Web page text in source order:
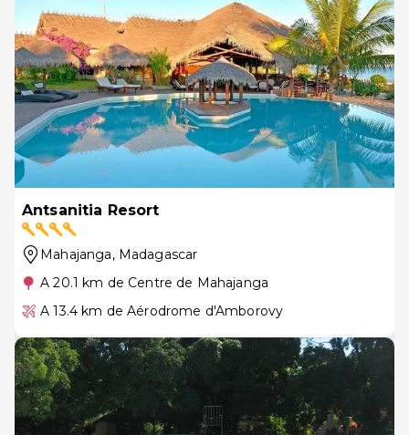
Antsanitia Resort
Mahajanga, Madagascar
A 20.1 km de Centre de Mahajanga
A 13.4 km de Aérodrome d'Amborovy